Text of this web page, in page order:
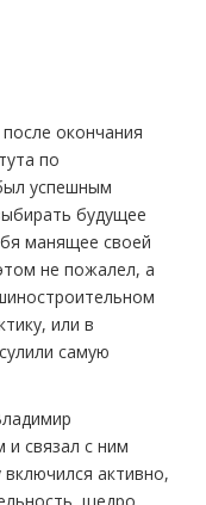
окончания
по
успешным
будущее
манящее своей
не пожалел, а
или в
самую
связал с ним
активно,